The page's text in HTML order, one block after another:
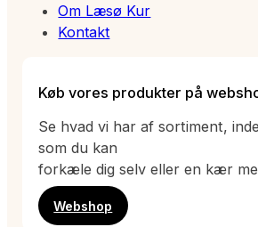
Om Læsø Kur
Kontakt
Køb vores produkter på
Se hvad vi har af sortiment,
som du kan
forkæle dig selv eller en kær
Webshop